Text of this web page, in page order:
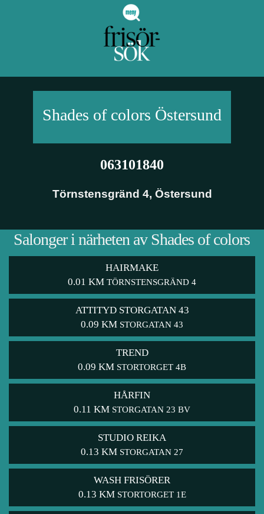
Shades of colors Östersund
063101840
Törnstensgränd 4, Östersund
Salonger i närheten av Shades of colors
HAIRMAKE
0.01 KM TÖRNSTENSGRÄND 4
ATTITYD STORGATAN 43
0.09 KM STORGATAN 43
TREND
0.09 KM STORTORGET 4B
HÅRFIN
0.11 KM STORGATAN 23 BV
STUDIO REIKA
0.13 KM STORGATAN 27
WASH FRISÖRER
0.13 KM STORTORGET 1E